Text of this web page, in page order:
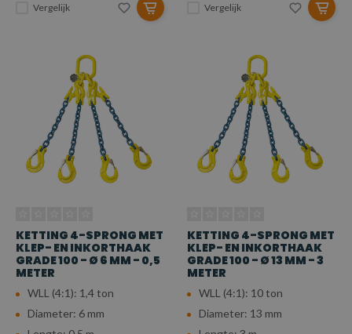
Vergelijk Vergelijk
KETTING 4-SPRONG MET
KLEP- EN INKORTHAAK
GRADE 100 - Ø 6 MM - 0,5
METER
WLL (4:1): 1,4 ton
Diameter: 6 mm
KETTING 4-SPRONG MET
KLEP- EN INKORTHAAK
GRADE 100 - Ø 13 MM - 3
METER
WLL (4:1): 10 ton
Diameter: 13 mm